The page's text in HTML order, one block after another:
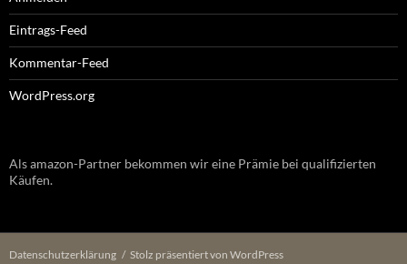
Eintrags-Feed
Kommentar-Feed
WordPress.org
Als amazon-Partner bekommen wir eine Prämie bei qualifizierten
Käufen.
Datenschutzerklärung Stolz präsentiert von WordPress